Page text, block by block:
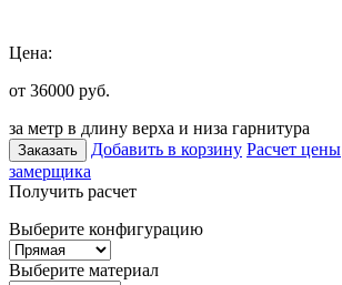
Цена:
от 36000 руб.
за метр в длину верха и низа гарнитура
Заказать Добавить в корзину Расчет цены
замерщика
Получить расчет
Выберите конфигурацию
Выберите материал